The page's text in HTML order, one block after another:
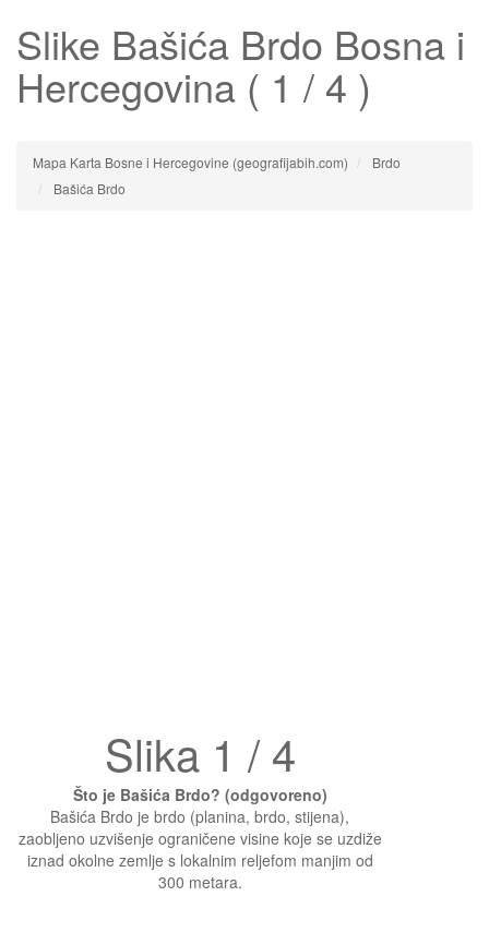
Slike Bašića Brdo Bosna i
Hercegovina ( 1 / 4 )
Mapa Karta Bosne i Hercegovine (geografijabih.com)
Brdo
Bašića Brdo
Slika 1 / 4
Što je Bašića Brdo? (odgovoreno)
Bašića Brdo je brdo (planina, brdo, stijena),
zaobljeno uzvišenje ograničene visine koje se uzdiže
iznad okolne zemlje s lokalnim reljefom manjim od
300 metara.